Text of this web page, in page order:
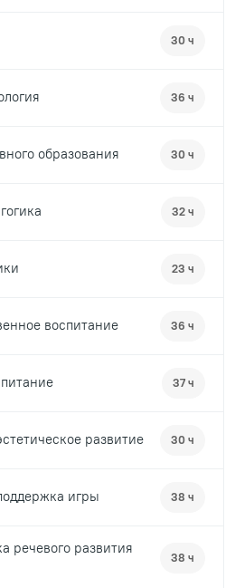
30 ч
36 ч
образования 30 ч
32 ч
23 ч
воспитание 36 ч
37 ч
развитие 30 ч
игры 38 ч
речевого развития
38 ч